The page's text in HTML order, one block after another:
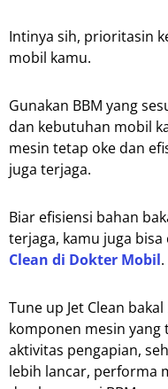
Intinya sih, prioritasin
mobil kamu.
Gunakan BBM yang
dan kebutuhan mobil
mesin tetap oke dan
juga terjaga.
Biar efisiensi bahan
terjaga, kamu juga bisa
Clean di Dokter Mobil.
Tune up Jet Clean
komponen mesin
aktivitas pengapian,
lebih lancar, performa